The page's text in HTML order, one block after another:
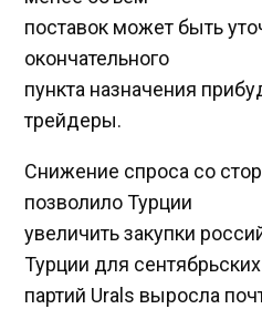
поставок может быть
окончательного
пункта назначения
трейдеры.
Снижение спроса со
позволило Турции
увеличить закупки
Турции для сентябрьских
партий Urals выросла